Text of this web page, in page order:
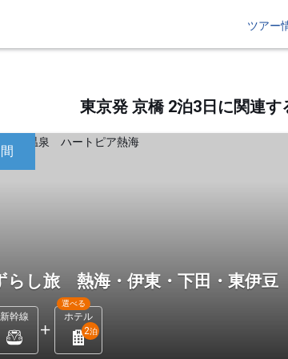
ツアー
東京発 京橋 2泊3日に関連
らし旅 熱海・伊東・下田・東伊
新幹線 ホテル
選べる
2泊